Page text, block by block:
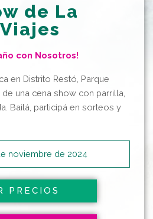
de La
con Nosotros!
en Distrito Restó, Parque
una cena show con parrilla,
Bailá, participá en sorteos y
noviembre de 2024
PRECIOS